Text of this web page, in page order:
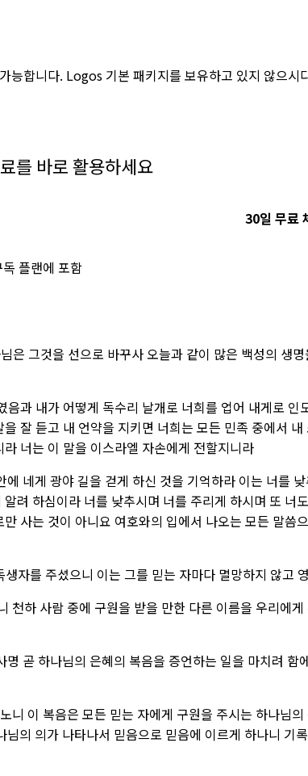
능합니다. Logos 기본 패키지를 보유하고 있지 않으시
를 바로 활용하세요
30일 무료
독 플랜에 포함
은 그것을 선으로 바꾸사 오늘과 같이 많은 백성의 생
음과 내가 어떻게 독수리 날개로 너희를 업어 내게로 인
잘 듣고 내 언약을 지키면 너희는 모든 민족 중에서 내
너는 이 말을 이스라엘 자손에게 전할지니라
네게 광야 길을 걷게 하신 것을 기억하라 이는 너를
알려 하심이라 너를 낮추시며 너를 주리게 하시며 또 너
사는 것이 아니요 여호와의 입에서 나오는 모든 말씀
자를 주셨으니 이는 그를 믿는 자마다 멸망하지 않고
천하 사람 중에 구원을 받을 만한 다른 이름을 우리에
곧 하나님의 은혜의 복음을 증언하는 일을 마치려 함
니 이 복음은 모든 믿는 자에게 구원을 주시는 하나님
님의 의가 나타나서 믿음으로 믿음에 이르게 하나니 기